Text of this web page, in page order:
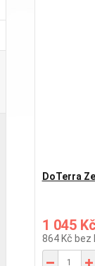
DoTerra
1 045 Kč
864 Kč bez